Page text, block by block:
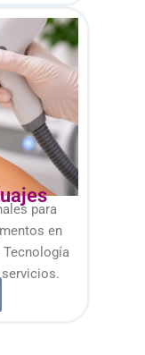
para
en
servicios.